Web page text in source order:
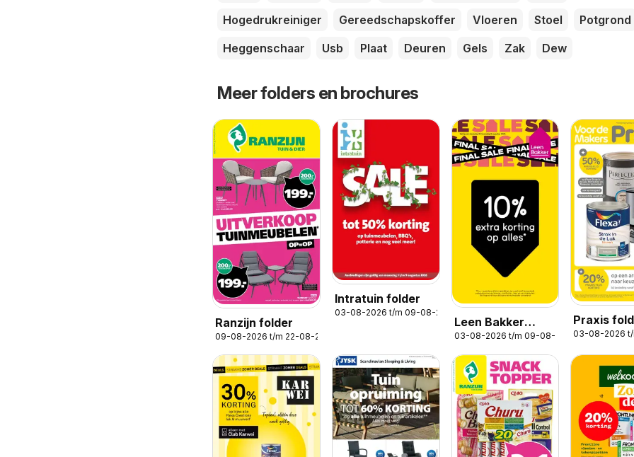
Hogedrukreiniger
Gereedschapskoffer Vloeren Stoel
Potgrond
Heggenschaar
Usb Plaat Deuren Gels Zak Dew
Meer folders en brochures
Ranzijn folder
09-08-2026 t/m 22-08-2026
Intratuin folder
03-08-2026 t/m 09-08-2026
Leen Bakker
folder
03-08-2026 t/m 09-08-2026
Praxis
03-08-2026